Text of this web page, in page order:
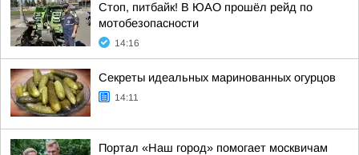
Стоп, питбайк! В ЮАО прошёл рейд по
мотобезопасности
14:16
Секреты идеальных маринованных огурцов
14:11
Портал «Наш город» помогает москвичам